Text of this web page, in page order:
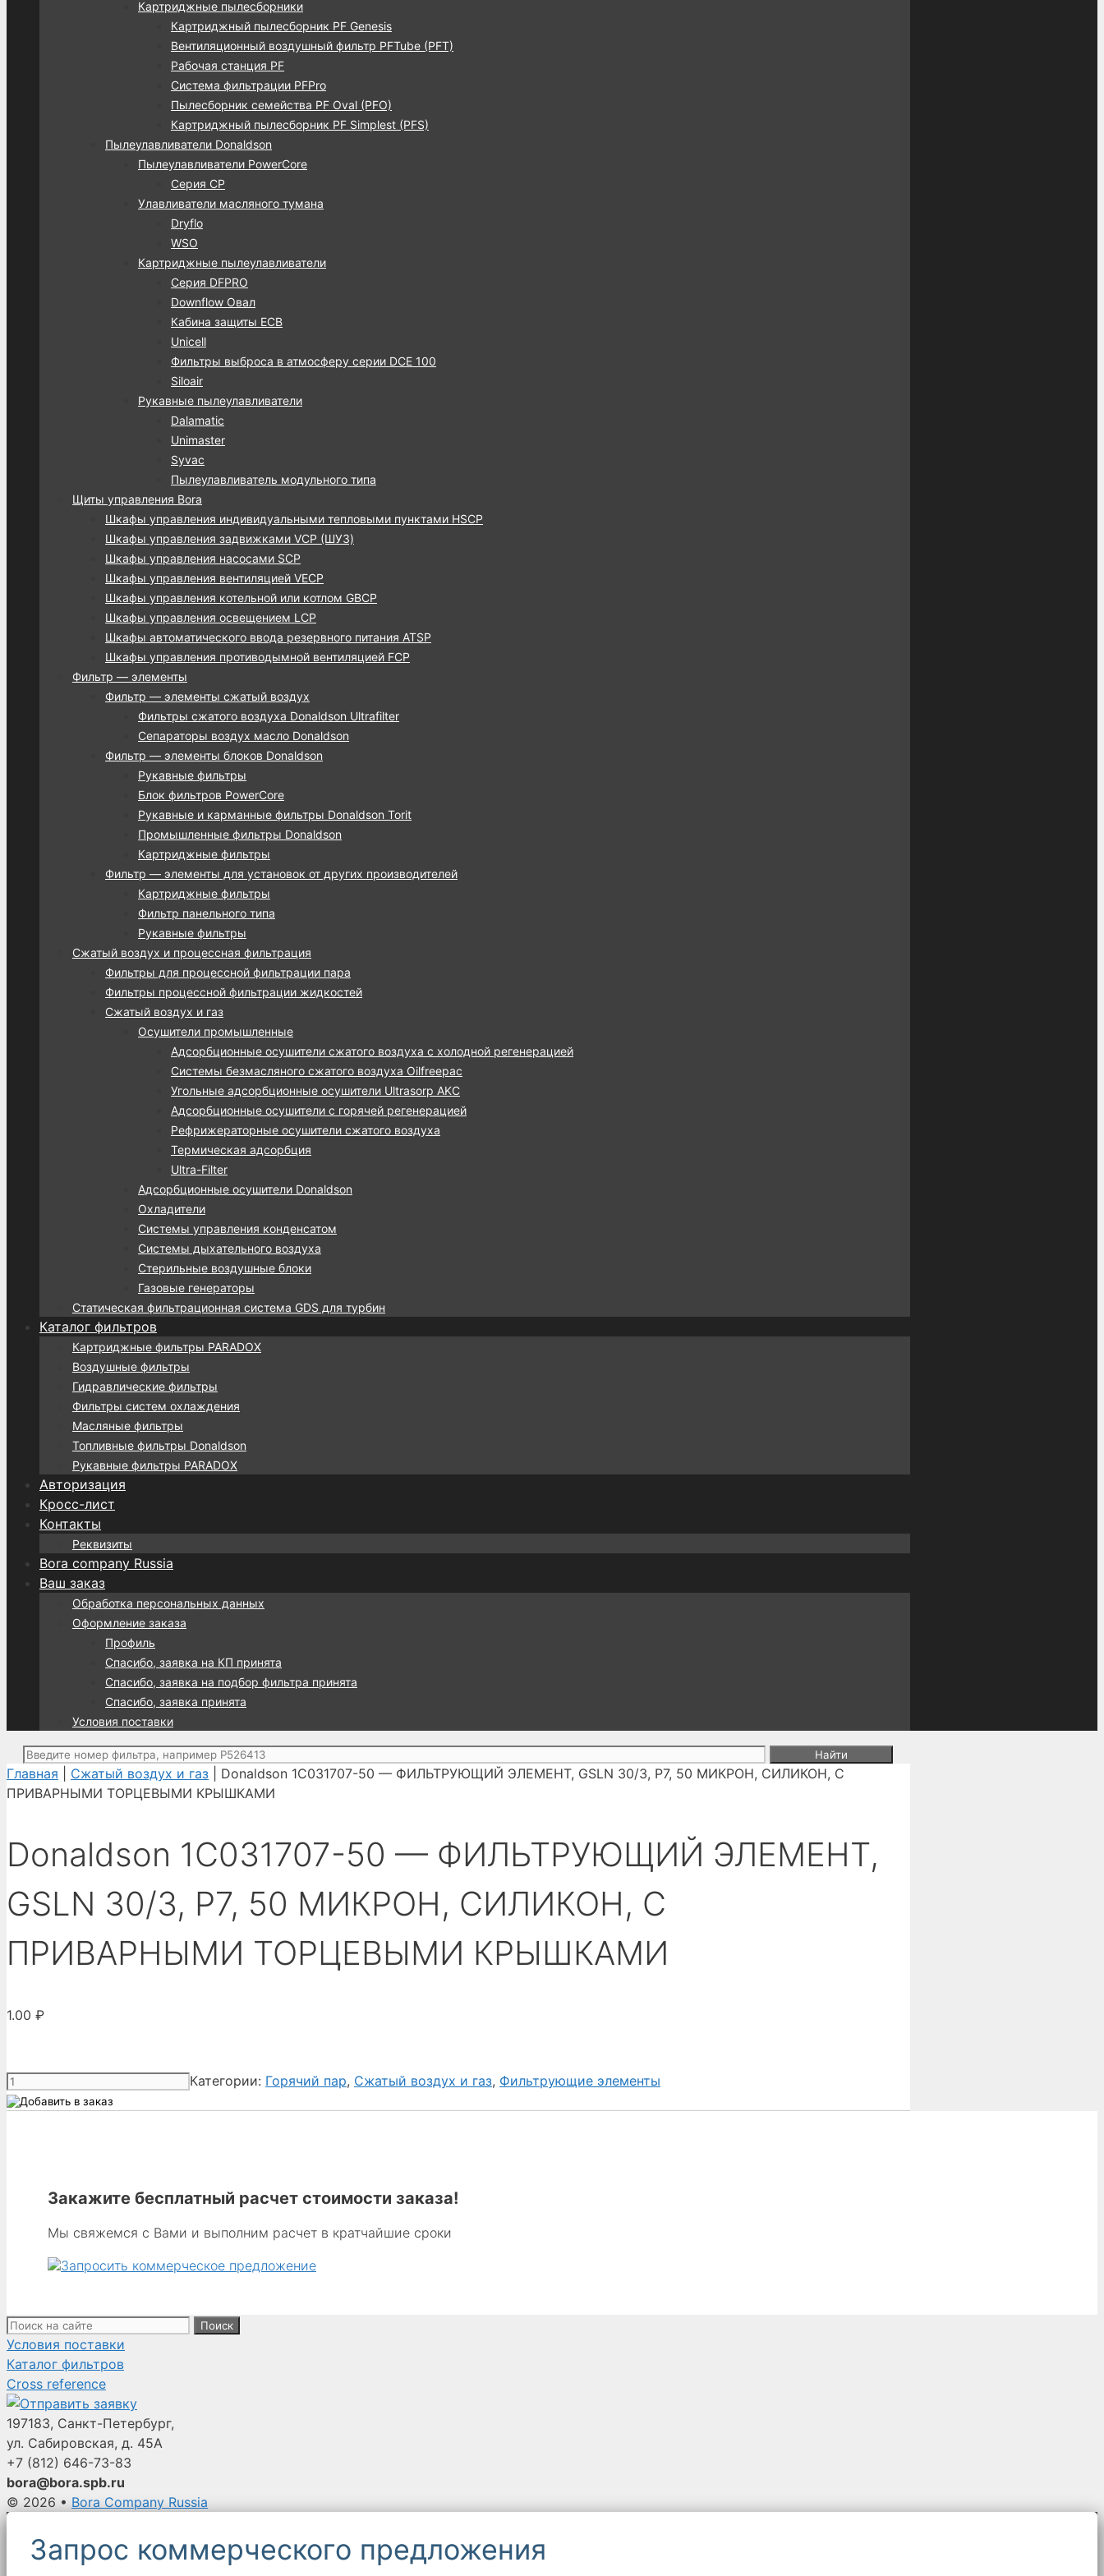
Картриджные пылесборники
Картриджный пылесборник PF Genesis
Вентиляционный воздушный фильтр PFTube (PFT)
Рабочая станция PF
Система фильтрации PFPro
Пылесборник семейства PF Oval (PFO)
Картриджный пылесборник PF Simplest (PFS)
Пылеулавливатели Donaldson
Пылеулавливатели PowerCore
Серия CP
Улавливатели масляного тумана
Dryflo
WSO
Картриджные пылеулавливатели
Серия DFPRO
Downflow Овал
Кабина защиты ECB
Unicell
Фильтры выброса в атмосферу серии DCE 100
Siloair
Рукавные пылеулавливатели
Dalamatic
Unimaster
Syvac
Пылеулавливатель модульного типа
Щиты управления Bora
Шкафы управления индивидуальными тепловыми пунктами HSCP
Шкафы управления задвижками VCP (ШУЗ)
Шкафы управления насосами SCP
Шкафы управления вентиляцией VECP
Шкафы управления котельной или котлом GBCP
Шкафы управления освещением LCP
Шкафы автоматического ввода резервного питания ATSP
Шкафы управления противодымной вентиляцией FCP
Фильтр — элементы
Фильтр — элементы сжатый воздух
Фильтры сжатого воздуха Donaldson Ultrafilter
Сепараторы воздух масло Donaldson
Фильтр — элементы блоков Donaldson
Рукавные фильтры
Блок фильтров PowerCore
Рукавные и карманные фильтры Donaldson Torit
Промышленные фильтры Donaldson
Картриджные фильтры
Фильтр — элементы для установок от других производителей
Картриджные фильтры
Фильтр панельного типа
Рукавные фильтры
Сжатый воздух и процессная фильтрация
Фильтры для процессной фильтрации пара
Фильтры процессной фильтрации жидкостей
Сжатый воздух и газ
Осушители промышленные
Адсорбционные осушители сжатого воздуха с холодной регенерацией
Системы безмасляного сжатого воздуха Oilfreepac
Угольные адсорбционные осушители Ultrasorp AKC
Адсорбционные осушители с горячей регенерацией
Рефрижераторные осушители сжатого воздуха
Термическая адсорбция
Ultra-Filter
Адсорбционные осушители Donaldson
Охладители
Системы управления конденсатом
Системы дыхательного воздуха
Стерильные воздушные блоки
Газовые генераторы
Статическая фильтрационная система GDS для турбин
Каталог фильтров
Картриджные фильтры PARADOX
Воздушные фильтры
Гидравлические фильтры
Фильтры систем охлаждения
Масляные фильтры
Топливные фильтры Donaldson
Рукавные фильтры PARADOX
Авторизация
Кросс-лист
Контакты
Реквизиты
Bora company Russia
Ваш заказ
Обработка персональных данных
Оформление заказа
Профиль
Спасибо, заявка на КП принята
Спасибо, заявка на подбор фильтра принята
Спасибо, заявка принята
Условия поставки
Поиск:
Главная
Сжатый воздух и газ | Donaldson 1C031707-50 — ФИЛЬТРУЮЩИЙ ЭЛЕМЕНТ, GSLN 30/3, P7, 50 МИКРОН, СИЛИКОН, С
ПРИВАРНЫМИ ТОРЦЕВЫМИ КРЫШКАМИ
Donaldson 1C031707-50 — ФИЛЬТРУЮЩИЙ ЭЛЕМЕНТ,
GSLN 30/3, P7, 50 МИКРОН, СИЛИКОН, С
ПРИВАРНЫМИ ТОРЦЕВЫМИ КРЫШКАМИ
1.00 ₽
Количество
товара
ФИЛЬТРУЮЩИЙ
СИЛИКОН,
С
ПРИВАРНЫМИ
ТОРЦЕВЫМИ
КРЫШКАМИ
Категории: Горячий пар, Сжатый воздух и газ, Фильтрующие элементы
Закажите бесплатный расчет стоимости заказа!
Мы свяжемся с Вами и выполним расчет в кратчайшие сроки
Поиск:
Условия поставки
Каталог фильтров
Cross reference
197183, Санкт-Петербург,
ул. Сабировская, д. 45А
+7 (812) 646-73-83
bora@bora.spb.ru
© 2026 • Bora Company Russia
Запрос коммерческого предложения